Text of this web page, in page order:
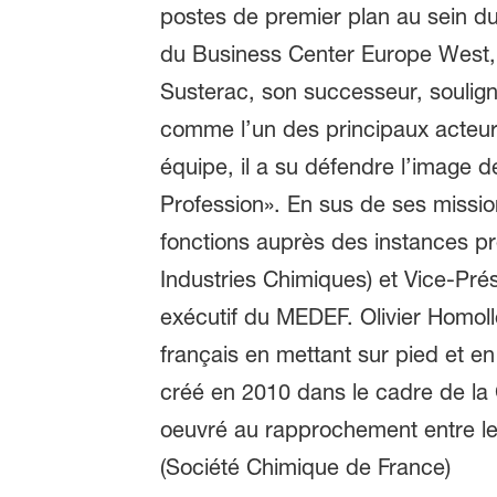
postes de premier plan au sein
du Business Center Europe
Susterac, son successeur,
comme l’un des principaux
équipe, il a su défendre l’image
Profession». En sus de ses
fonctions auprès des instances
Industries Chimiques) et Vice-
exécutif du MEDEF. Olivier
français en mettant sur pied et
créé en 2010 dans le cadre de la
oeuvré au rapprochement entre
(Société Chimique de France)